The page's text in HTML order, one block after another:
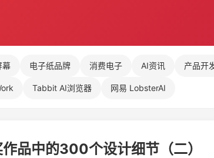
幕 电子纸品牌 消费电子 AI资讯 产品开
Tabbit AI浏览器 网易 LobsterAI
品中的300个设计细节（二）